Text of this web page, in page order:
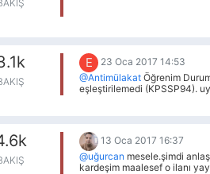
E
23 Oca 2017 14:53
@Antimülakat Öğrenim
eşleştirilemedi (KPSSP94).
tutuyor.
13 Oca 2017 16:37
@uğurcan mesele.şimdi
kardeşim maalesef o ilanı